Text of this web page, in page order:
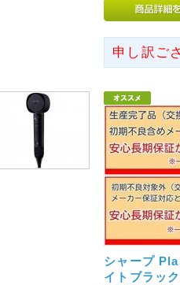
ので、あらかじめご了承くださ
お客様には余裕を持ったご注
2017年06月19日
<重要>メールが届かないお
最近メールが届かないという
弊社ではご注文を頂いた際に
かない方は確実に設定が必要
URLより設定をお願い致します
設定しても届かない場合は、
◇南東北・九州への送料改
申し訳ご
シャープ
イトブラッ